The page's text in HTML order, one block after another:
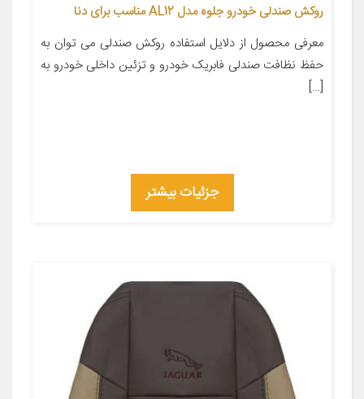
روکش صندلی خودرو جلوه مدل AL12 مناسب برای دنا
معرفی محصول از دلایل استفاده روکش صندلی می توان به
حفظ نظافت صندلی فابریک خودرو و تزئین داخلی خودرو به
[…]
جزئیات بیشتر